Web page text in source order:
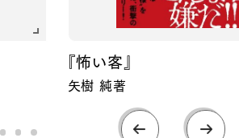
『怖い客』